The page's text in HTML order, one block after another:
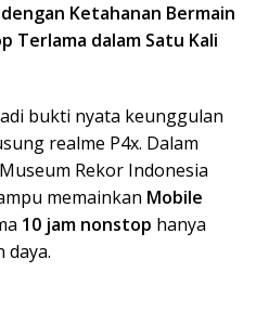
Ketahanan Bermain
Terlama dalam Satu Kali
bukti nyata keunggulan
realme P4x. Dalam
Rekor Indonesia
memainkan Mobile
10 jam nonstop hanya
daya.